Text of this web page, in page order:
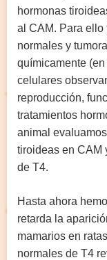
hormonas
al CAM. Para
normales y
químicamente
celulares
reproducción,
tratamientos
animal
tiroideas en CAM
de T4.
Hasta ahora
retarda la
mamarios en
normales de T4